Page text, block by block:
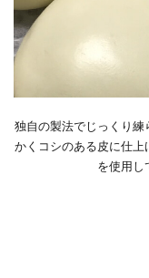
独自の製法でじっくり
かくコシのある皮に仕
を使用し